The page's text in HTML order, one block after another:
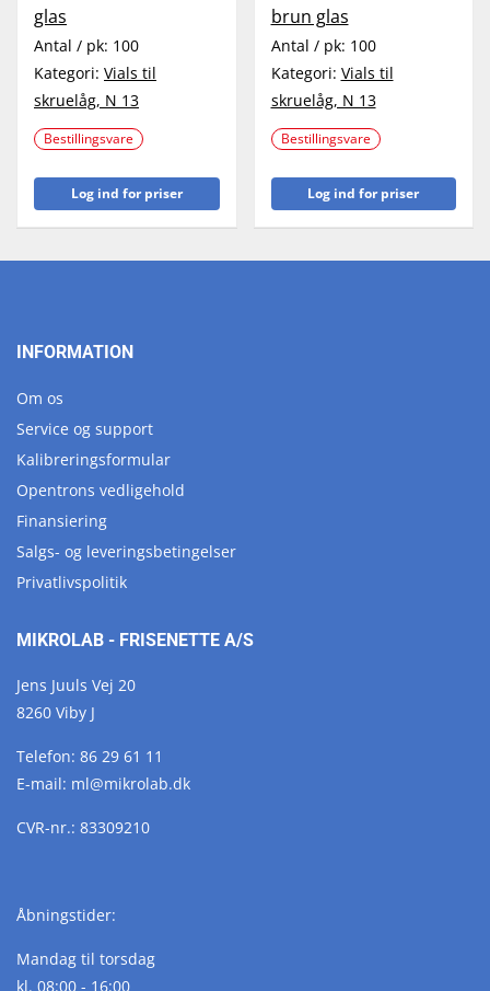
glas
Antal / pk: 100
Kategori: Vials til
skruelåg, N 13
Bestillingsvare
Log ind for priser
brun glas
Antal / pk: 100
Kategori: Vials til
skruelåg, N 13
Bestillingsvare
Log ind for priser
INFORMATION
Om os
Service og support
Kalibreringsformular
Opentrons vedligehold
Finansiering
Salgs- og leveringsbetingelser
Privatlivspolitik
MIKROLAB - FRISENETTE A/S
Jens Juuls Vej 20
8260 Viby J
Telefon: 86 29 61 11
E-mail: ml@mikrolab.dk
CVR-nr.: 83309210
Åbningstider:
Mandag til torsdag
kl. 08:00 - 16:00